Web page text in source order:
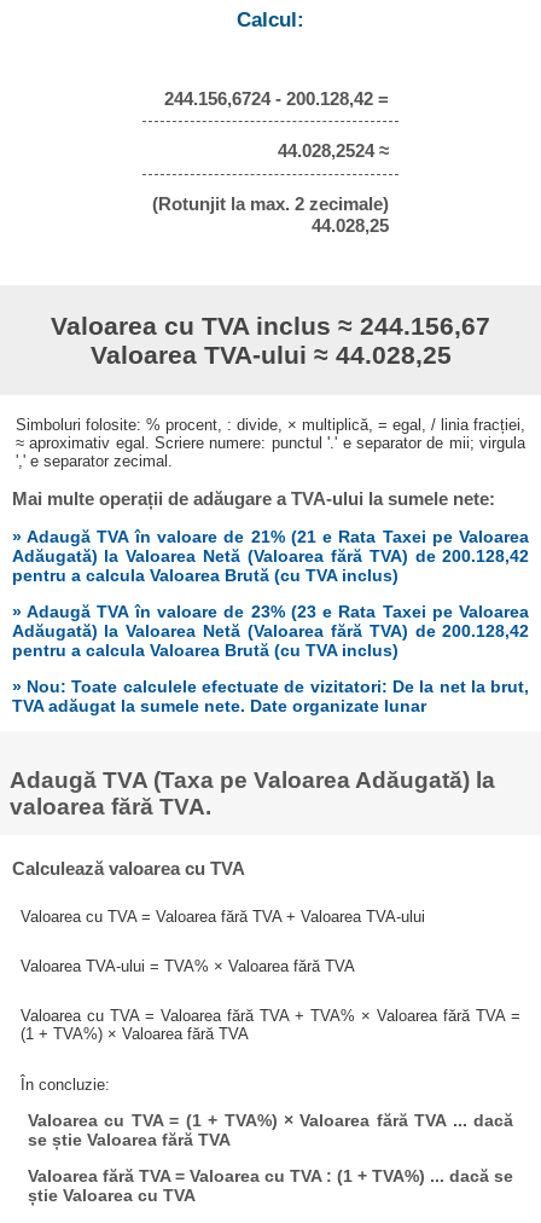
Calcul:
244.156,6724 - 200.128,42 =
44.028,2524 ≈
(Rotunjit la max. 2 zecimale)
44.028,25
Valoarea cu TVA inclus ≈ 244.156,67
Valoarea TVA-ului ≈ 44.028,25
Simboluri folosite: % procent, : divide, × multiplică, = egal, / linia fracției,
≈ aproximativ egal. Scriere numere: punctul '.' e separator de mii; virgula
',' e separator zecimal.
Mai multe operații de adăugare a TVA-ului la sumele nete:
» Adaugă TVA în valoare de 21% (21 e Rata Taxei pe Valoarea
Adăugată) la Valoarea Netă (Valoarea fără TVA) de 200.128,42
pentru a calcula Valoarea Brută (cu TVA inclus)
» Adaugă TVA în valoare de 23% (23 e Rata Taxei pe Valoarea
Adăugată) la Valoarea Netă (Valoarea fără TVA) de 200.128,42
pentru a calcula Valoarea Brută (cu TVA inclus)
» Nou: Toate calculele efectuate de vizitatori: De la net la brut,
TVA adăugat la sumele nete. Date organizate lunar
Adaugă TVA (Taxa pe Valoarea Adăugată) la
valoarea fără TVA.
Calculează valoarea cu TVA
Valoarea cu TVA = Valoarea fără TVA + Valoarea TVA-ului
Valoarea TVA-ului = TVA% × Valoarea fără TVA
Valoarea cu TVA = Valoarea fără TVA + TVA% × Valoarea fără TVA =
(1 + TVA%) × Valoarea fără TVA
În concluzie:
Valoarea cu TVA = (1 + TVA%) × Valoarea fără TVA ... dacă
se știe Valoarea fără TVA
Valoarea fără TVA = Valoarea cu TVA : (1 + TVA%) ... dacă se
știe Valoarea cu TVA